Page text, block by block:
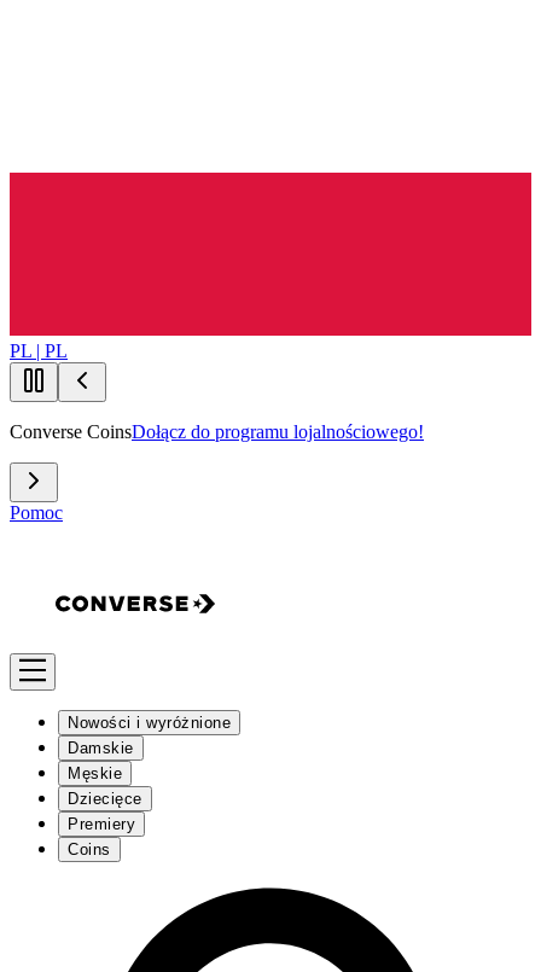
PL | PL
Converse CoinsDołącz do programu lojalnościowego!
Pomoc
Nowości i wyróżnione
Damskie
Męskie
Dziecięce
Premiery
Coins